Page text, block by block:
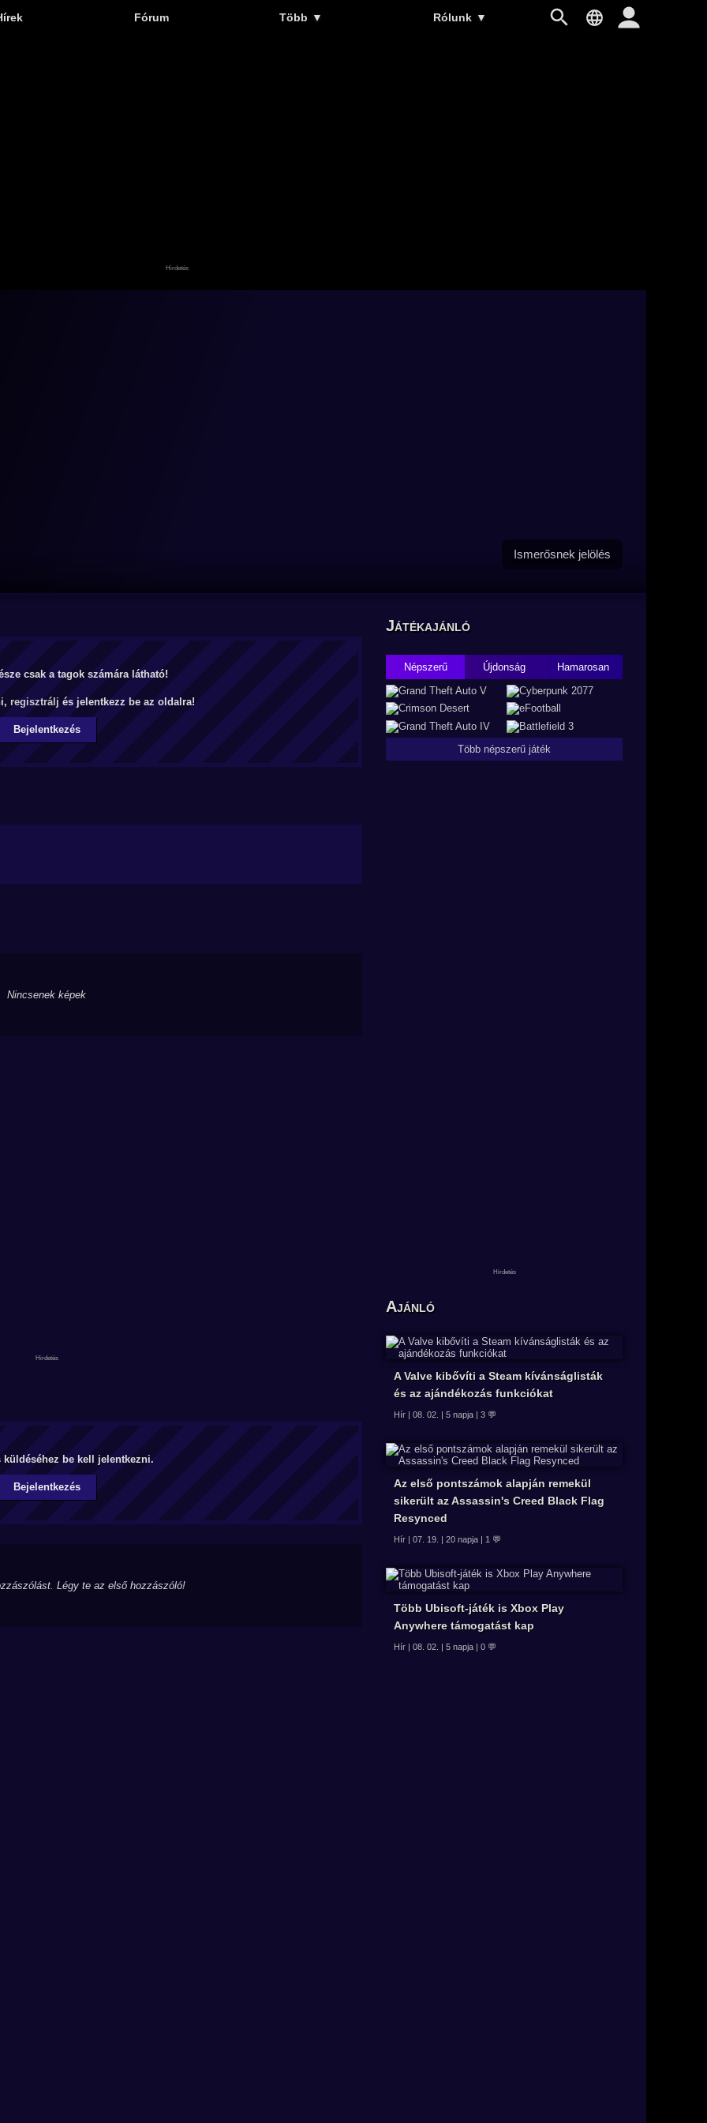
Fórum Több ▼ Rólunk ▼
Ismerősnek jelölés
csak a tagok számára látható!
regisztrálj és jelentkezz be az oldalra!
Bejelentkezés
Nincsenek képek
küldéséhez be kell jelentkezni.
Bejelentkezés
Légy te az első hozzászóló!
Játékajánló
Népszerű Újdonság Hamarosan
Több népszerű játék
Ajánló
A Valve kibővíti a Steam kívánságlisták
és az ajándékozás funkciókat
Hír | 08. 02. | 5 napja | 3 💬
Az első pontszámok alapján remekül
sikerült az Assassin's Creed Black Flag
Resynced
Hír | 07. 19. | 20 napja | 1 💬
Több Ubisoft-játék is Xbox Play
Anywhere támogatást kap
Hír | 08. 02. | 5 napja | 0 💬